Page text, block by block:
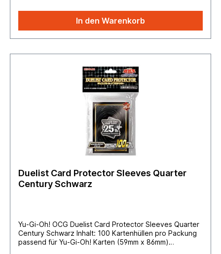
In den Warenkorb
Duelist Card Protector Sleeves Quarter
Century Schwarz
Yu-Gi-Oh! OCG Duelist Card Protector Sleeves Quarter
Century Schwarz Inhalt: 100 Kartenhüllen pro Packung
passend für Yu-Gi-Oh! Karten (59mm x 86mm)